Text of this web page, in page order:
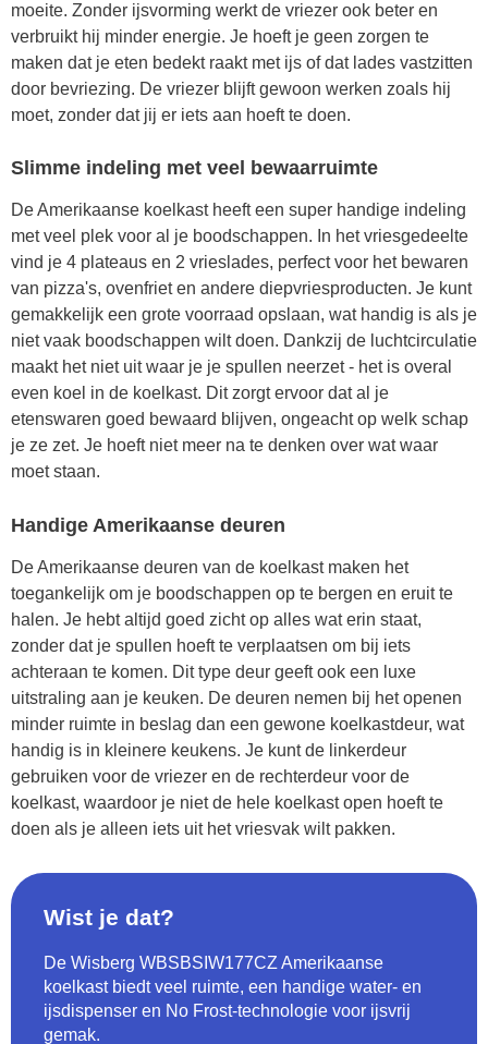
moeite. Zonder ijsvorming werkt de vriezer ook beter en
verbruikt hij minder energie. Je hoeft je geen zorgen te
maken dat je eten bedekt raakt met ijs of dat lades vastzitten
door bevriezing. De vriezer blijft gewoon werken zoals hij
moet, zonder dat jij er iets aan hoeft te doen.
Slimme indeling met veel bewaarruimte
De Amerikaanse koelkast heeft een super handige indeling
met veel plek voor al je boodschappen. In het vriesgedeelte
vind je 4 plateaus en 2 vrieslades, perfect voor het bewaren
van pizza's, ovenfriet en andere diepvriesproducten. Je kunt
gemakkelijk een grote voorraad opslaan, wat handig is als je
niet vaak boodschappen wilt doen. Dankzij de luchtcirculatie
maakt het niet uit waar je je spullen neerzet - het is overal
even koel in de koelkast. Dit zorgt ervoor dat al je
etenswaren goed bewaard blijven, ongeacht op welk schap
je ze zet. Je hoeft niet meer na te denken over wat waar
moet staan.
Handige Amerikaanse deuren
De Amerikaanse deuren van de koelkast maken het
toegankelijk om je boodschappen op te bergen en eruit te
halen. Je hebt altijd goed zicht op alles wat erin staat,
zonder dat je spullen hoeft te verplaatsen om bij iets
achteraan te komen. Dit type deur geeft ook een luxe
uitstraling aan je keuken. De deuren nemen bij het openen
minder ruimte in beslag dan een gewone koelkastdeur, wat
handig is in kleinere keukens. Je kunt de linkerdeur
gebruiken voor de vriezer en de rechterdeur voor de
koelkast, waardoor je niet de hele koelkast open hoeft te
doen als je alleen iets uit het vriesvak wilt pakken.
Wist je dat?
De Wisberg WBSBSIW177CZ Amerikaanse
koelkast biedt veel ruimte, een handige water- en
ijsdispenser en No Frost-technologie voor ijsvrij
gemak.